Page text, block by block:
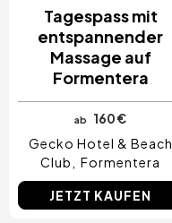
Tagespass mit
entspannender
Massage auf
Formentera
ab
160 €
Gecko Hotel & Beach
Club
Formentera
JETZT KAUFEN